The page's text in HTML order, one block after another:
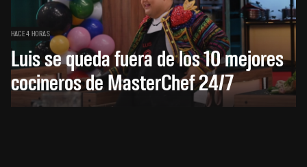
HACE 4 HORAS
Luis se queda fuera de los 10 mejores
cocineros de MasterChef 24/7